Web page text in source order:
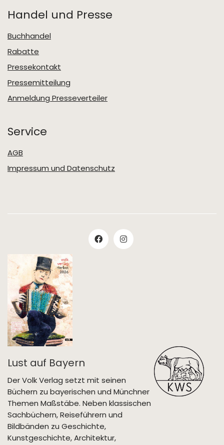
Handel und Presse
Buchhandel
Rabatte
Pressekontakt
Pressemitteilung
Anmeldung Presseverteiler
Service
AGB
Impressum und Datenschutz
Lust auf Bayern
Der Volk Verlag setzt mit seinen
Büchern zu bayerischen und Münchner
Themen Maßstäbe. Neben klassischen
Sachbüchern, Reiseführern und
Bildbänden zu Geschichte,
Kunstgeschichte, Architektur,